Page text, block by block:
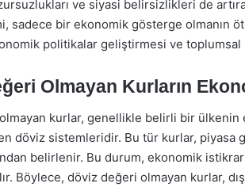
ve siyasi belirsizlikleri de
sadece bir ekonomik gösterge olmanın
politikalar geliştirmesi ve toplumsal
Olmayan Kurların
kurlar, genellikle belirli bir ülkenin
döviz sistemleridir. Bu tür kurlar, piyasa
belirlenir. Bu durum, ekonomik
Böylece, döviz değeri olmayan kurlar,